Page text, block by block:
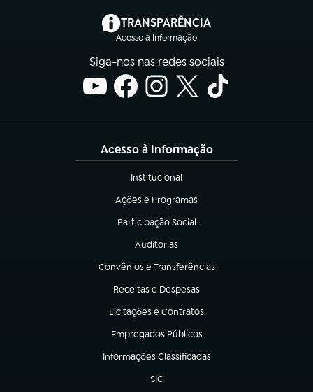
TRANSPARÊNCIA
Acesso à Informação
(abre em nova aba)
Siga-nos nas redes sociais
Acesso à Informação
Institucional
(abre em nova aba)
Ações e Programas
(abre em nova aba)
Participação Social
(abre em nova aba)
Auditorias
(abre em nova aba)
Convênios e Transferências
(abre em nova aba)
Receitas e Despesas
(abre em nova aba)
Licitações e Contratos
(abre em nova aba)
Empregados Públicos
(abre em nova aba)
Informações Classificadas
(abre em nova aba)
SIC
(abre em nova aba)